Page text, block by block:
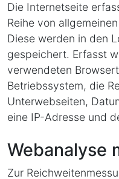
Die Internetseite
Reihe von
Diese werden in den
gespeichert. Erfasst
verwendeten
Betriebssystem, die
Unterwebseiten,
eine IP-Adresse und
Webanalyse
Zur